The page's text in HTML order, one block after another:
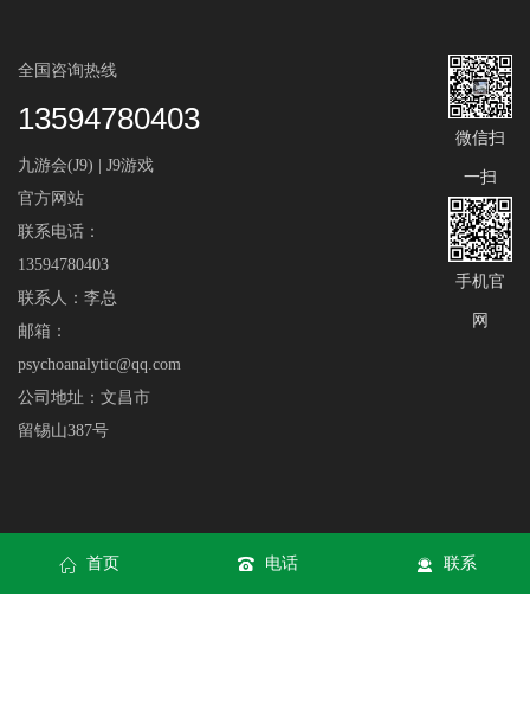
全国咨询热线
13594780403
九游会(J9) | J9游戏
官方网站
联系电话：
13594780403
联系人：李总
邮箱：
psychoanalytic@qq.com
公司地址：文昌市
留锡山387号
微信扫
一扫
手机官
网
首页 电话 联系